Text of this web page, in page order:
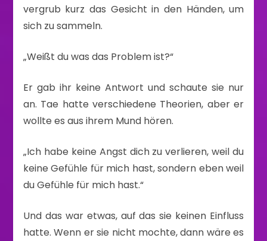
vergrub kurz das Gesicht in den Händen, um
sich zu sammeln.
„Weißt du was das Problem ist?“
Er gab ihr keine Antwort und schaute sie nur
an. Tae hatte verschiedene Theorien, aber er
wollte es aus ihrem Mund hören.
„Ich habe keine Angst dich zu verlieren, weil du
keine Gefühle für mich hast, sondern eben weil
du Gefühle für mich hast.“
Und das war etwas, auf das sie keinen Einfluss
hatte. Wenn er sie nicht mochte, dann wäre es